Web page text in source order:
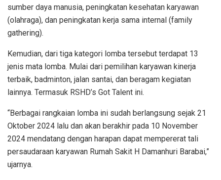
sumber daya manusia, peningkatan kesehatan karyawan
(olahraga), dan peningkatan kerja sama internal (family
gathering).
Kemudian, dari tiga kategori lomba tersebut terdapat 13
jenis mata lomba. Mulai dari pemilihan karyawan kinerja
terbaik, badminton, jalan santai, dan beragam kegiatan
lainnya. Termasuk RSHD’s Got Talent ini.
“Berbagai rangkaian lomba ini sudah berlangsung sejak 21
Oktober 2024 lalu dan akan berakhir pada 10 November
2024 mendatang dengan harapan dapat mempererat tali
persaudaraan karyawan Rumah Sakit H Damanhuri Barabai,”
ujarnya.